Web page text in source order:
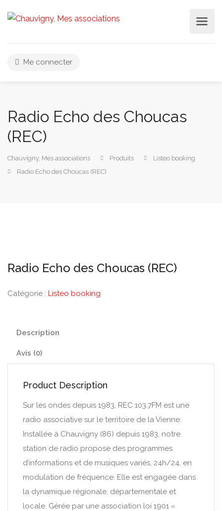
Me connecter
Radio Echo des Choucas
(REC)
Chauvigny, Mes associations Produits
Listeo booking
Radio Echo des Choucas (REC)
Radio Echo des Choucas (REC)
Catégorie : Listeo booking
Description
Avis (0)
Product Description
Sur les ondes depuis 1983, REC 103.7FM est une
radio associative sur le territoire de la Vienne.
Installée à Chauvigny (86) depuis 1983, notre
station de radio propose des programmes
d’informations et de musiques variés, 24h/24, en
modulation de fréquence. Elle est engagée dans
la dynamique régionale, départementale et
locale. Gérée par une association loi 1901 «